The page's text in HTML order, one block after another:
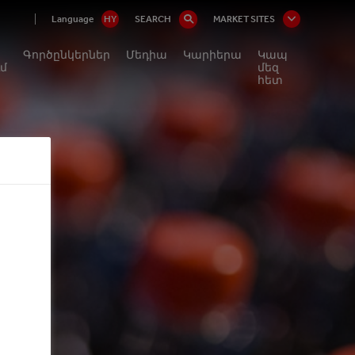
Language HY SEARCH MARKET SITES
Գործընկերներ Մեդիա Կարիերա
Կապ
մեզ
հետ